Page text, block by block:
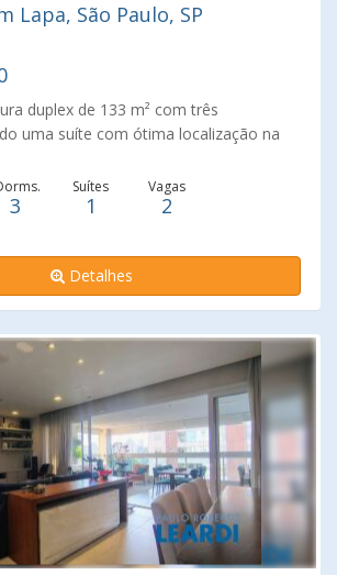
Lapa, São Paulo, SP
duplex de 133 m² com três
uma suíte com ótima localização na
fixas. Condomínio com portaria 24h,
academia, sauna, salão de
bicicletário. Equipado com gerador
portões de pedestres e garagem.
3
Suítes
1
Vagas
2
Detalhes